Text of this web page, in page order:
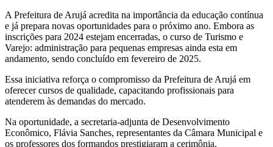
A Prefeitura de Arujá acredita na importância da educação contínua
e já prepara novas oportunidades para o próximo ano. Embora as
inscrições para 2024 estejam encerradas, o curso de Turismo e
Varejo: administração para pequenas empresas ainda esta em
andamento, sendo concluído em fevereiro de 2025.
Essa iniciativa reforça o compromisso da Prefeitura de Arujá em
oferecer cursos de qualidade, capacitando profissionais para
atenderem às demandas do mercado.
Na oportunidade, a secretaria-adjunta de Desenvolvimento
Econômico, Flávia Sanches, representantes da Câmara Municipal e
os professores dos formandos prestigiaram a cerimônia.